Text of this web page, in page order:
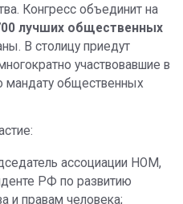
Конгресс объединит на
лучших общественных
В столицу приедут
участвовавшие в
мандату общественных
ассоциации НОМ,
РФ по развитию
и правам человека;